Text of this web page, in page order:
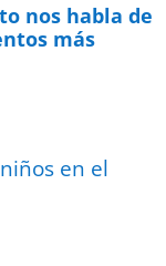
nos habla de
más
en el